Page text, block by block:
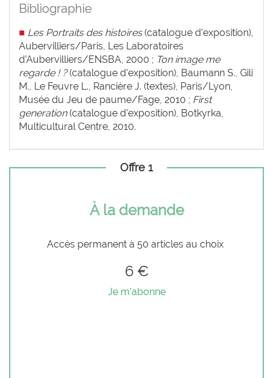
Bibliographie
■ Les Portraits des histoires(catalogue d’exposition),
Aubervilliers/Paris, Les Laboratoires
d’Aubervilliers/ENSBA, 2000 ; Ton image me
regarde ! ?(catalogue d’exposition), Baumann S., Gili
M., Le Feuvre L., Rancière J. (textes), Paris/Lyon,
Musée du Jeu de paume/Fage, 2010 ; First
generation(catalogue d’exposition), Botkyrka,
Multicultural Centre, 2010.
Offre 1
À la demande
Accès permanent à 50 articles au choix
6 €
Je m'abonne